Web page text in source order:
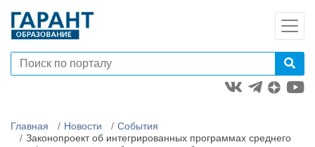
Главная Новости
События
Законопроект об интегрированных программах среднего